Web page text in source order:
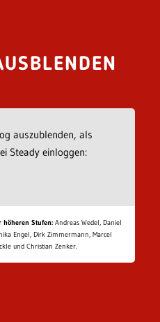
auszublenden, als
Steady einloggen:
höheren Stufen: Andreas Wedel, Daniel
Engel, Dirk Zimmermann, Marcel
und Christian Zenker.